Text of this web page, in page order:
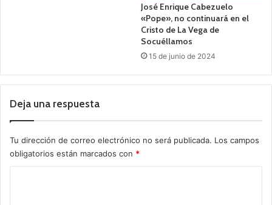
José Enrique Cabezuelo
«Pope», no continuará en el
Cristo de La Vega de
Socuéllamos
15 de junio de 2024
Deja una respuesta
Tu dirección de correo electrónico no será publicada. Los campos
obligatorios están marcados con *